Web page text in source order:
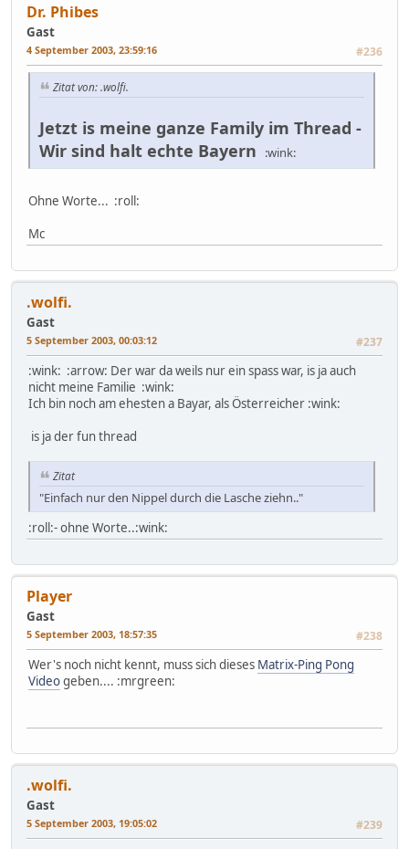
Dr. Phibes
Gast
4 September 2003, 23:59:16 #236
Zitat von: .wolfi.
Jetzt is meine ganze Family im Thread -
Wir sind halt echte Bayern :wink:
Ohne Worte... :roll:
Mc
.wolfi.
Gast
5 September 2003, 00:03:12 #237
:wink: :arrow: Der war da weils nur ein spass war, is ja auch
nicht meine Familie :wink:
Ich bin noch am ehesten a Bayar, als Österreicher :wink:
is ja der fun thread
Zitat
"Einfach nur den Nippel durch die Lasche ziehn.."
:roll:- ohne Worte..:wink:
Player
Gast
5 September 2003, 18:57:35 #238
Wer's noch nicht kennt, muss sich dieses Matrix-Ping Pong
Videogeben.... :mrgreen:
.wolfi.
Gast
5 September 2003, 19:05:02 #239